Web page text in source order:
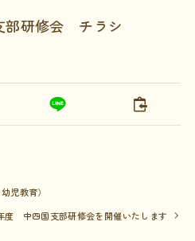
部研修会 チラシ
児教育）
度 中四国支部研修会を開催いたします